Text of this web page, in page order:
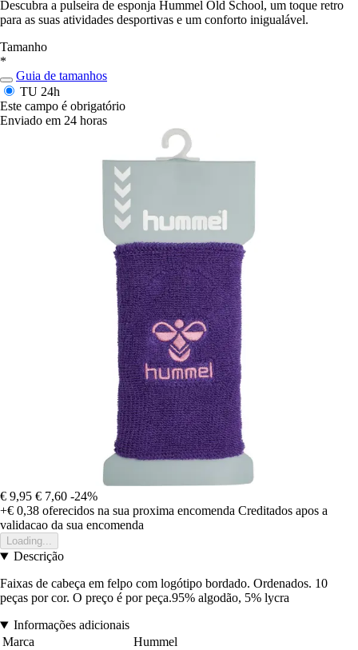
Descubra a pulseira de esponja Hummel Old School, um toque retro
para as suas atividades desportivas e um conforto inigualável.
Tamanho
*
Guia de tamanhos
TU 24h
Este campo é obrigatório
Enviado em 24 horas
€ 9,95 € 7,60 -24%
+€ 0,38 oferecidos na sua proxima encomenda Creditados apos a
validacao da sua encomenda
Loading...
Descrição
Faixas de cabeça em felpo com logótipo bordado. Ordenados. 10
peças por cor. O preço é por peça.95% algodão, 5% lycra
Informações adicionais
Marca
Hummel